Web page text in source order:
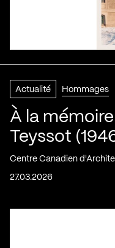
Actualité Hommages
À la
Teyssot
Centre Canadien
27.03.2026